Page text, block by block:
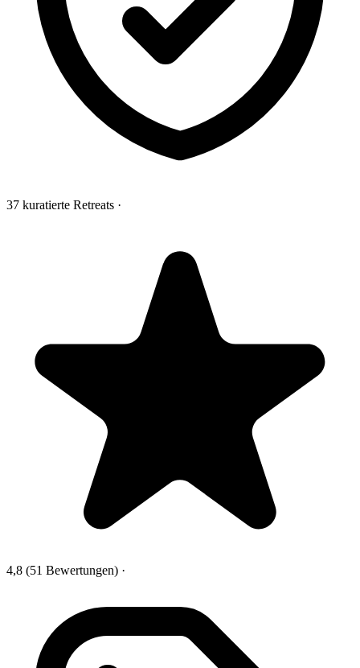
37 kuratierte Retreats ·
4,8 (51 Bewertungen) ·